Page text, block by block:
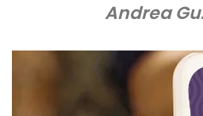
Andrea